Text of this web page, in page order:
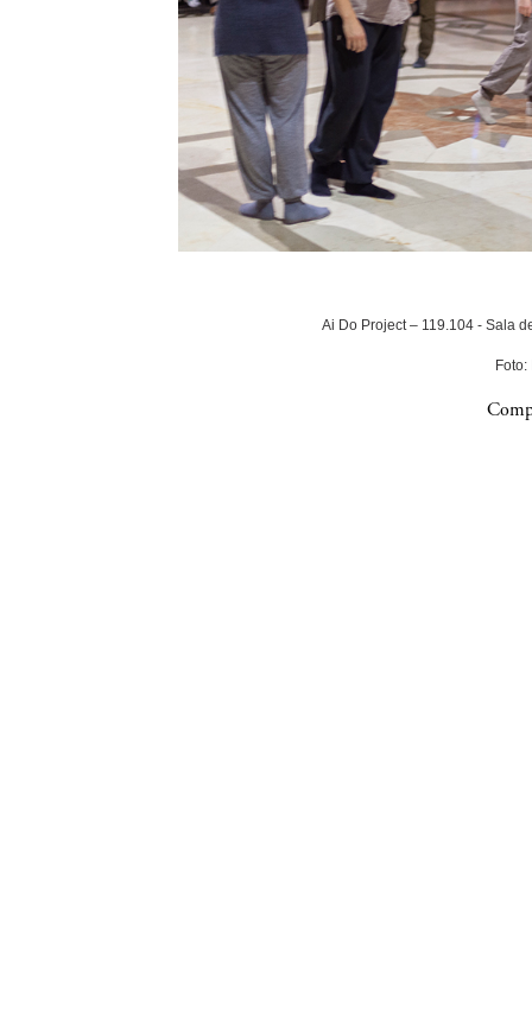
Ai Do Project – 119.104 - Sala